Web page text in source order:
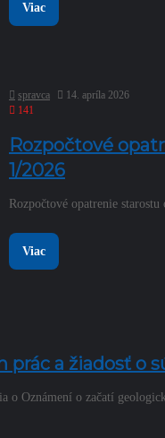
Viac
spravca
14. apríla 2026
141
Rozpočtové
1/2026
Rozpočtové opatrenie
Viac
prác a žiadosť o
o Oznámení o začatí